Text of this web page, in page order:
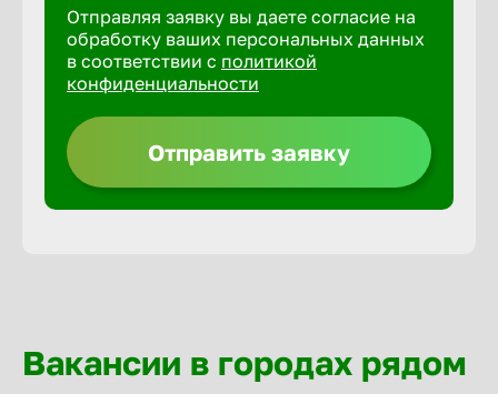
Отправляя заявку вы даете согласие на
обработку ваших персональных данных
в соответствии с политикой
конфиденциальности
Отправить заявку
Вакансии в городах рядом